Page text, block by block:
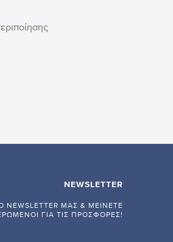
NEWSLETTER
NEWSLETTER ΜΑΣ & ΜΕΊΝΕΤΕ
ΓΙΑ ΤΙΣ ΠΡΟΣΦΟΡΈΣ!